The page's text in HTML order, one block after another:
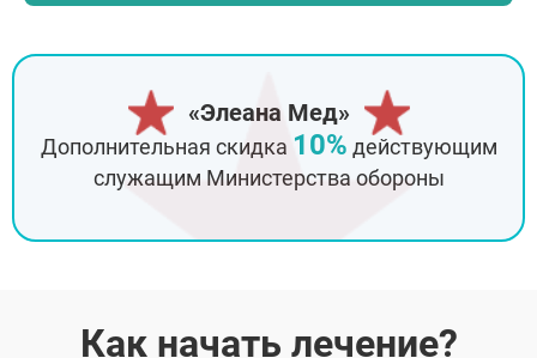
«Элеана Мед»
Дополнительная скидка 10% действующим
служащим Министерства обороны
Как начать лечение?